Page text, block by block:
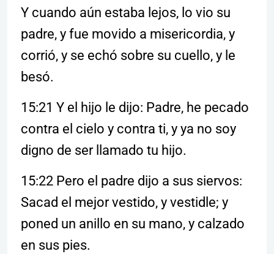
Y cuando aún estaba lejos, lo vio su
padre, y fue movido a misericordia, y
corrió, y se echó sobre su cuello, y le
besó.
15:21 Y el hijo le dijo: Padre, he pecado
contra el cielo y contra ti, y ya no soy
digno de ser llamado tu hijo.
15:22 Pero el padre dijo a sus siervos:
Sacad el mejor vestido, y vestidle; y
poned un anillo en su mano, y calzado
en sus pies.